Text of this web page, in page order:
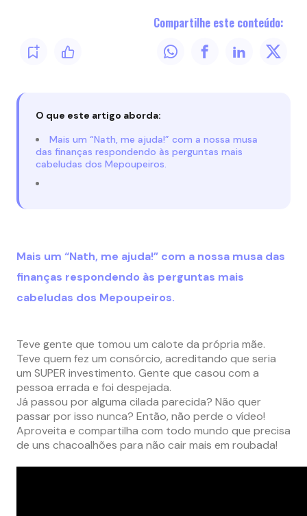
Compartilhe este conteúdo:
O que este artigo aborda:
Mais um “Nath, me ajuda!” com a nossa musa
das finanças respondendo às perguntas mais
cabeludas dos Mepoupeiros.
Mais um “Nath, me ajuda!” com a nossa musa das
finanças respondendo às perguntas mais
cabeludas dos Mepoupeiros.
Teve gente que tomou um calote da própria mãe.
Teve quem fez um consórcio, acreditando que seria
um SUPER investimento. Gente que casou com a
pessoa errada e foi despejada.
Já passou por alguma cilada parecida? Não quer
passar por isso nunca? Então, não perde o vídeo!
Aproveita e compartilha com todo mundo que precisa
de uns chacoalhões para não cair mais em roubada!